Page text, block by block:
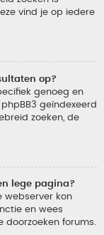
vind je op iedere
op?
genoeg en
geïndexeerd
zoeken, de
lege pagina?
webserver kon
en wees
doorzoeken forums.